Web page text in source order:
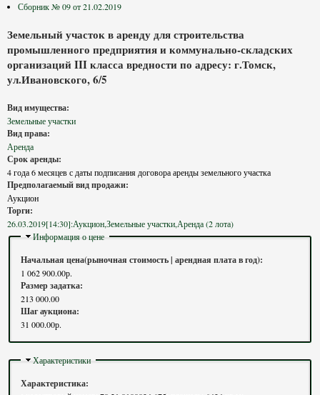
Сборник № 09 от 21.02.2019
Земельный участок в аренду для строительства
промышленного предприятия и коммунально-складских
организаций III класса вредности по адресу: г.Томск,
ул.Ивановского, 6/5
Вид имущества:
Земельные участки
Вид права:
Аренда
Срок аренды:
4 года 6 месяцев с даты подписания договора аренды земельного участка
Предполагаемый вид продажи:
Аукцион
Торги:
26.03.2019[14:30]:Аукцион,Земельные участки,Аренда (2 лота)
Скрыть
Информация о цене
Начальная цена(рыночная стоимость | арендная плата в год):
1 062 900.00р.
Размер задатка:
213 000.00
Шаг аукциона:
31 000.00р.
Скрыть
Характеристики
Характеристика: